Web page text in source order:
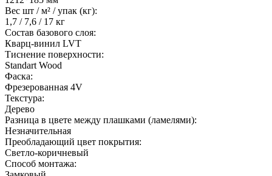
Вес шт / м² / упак (кг):
1,7 / 7,6 / 17 кг
Состав базового слоя:
Кварц-винил LVT
Тиснение поверхности:
Standart Wood
Фаска:
Фрезерованная 4V
Текстура:
Дерево
Разница в цвете между плашками (ламелями):
Незначительная
Преобладающий цвет покрытия:
Светло-коричневый
Способ монтажа: